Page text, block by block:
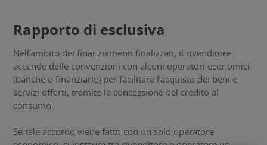
Rapporto di esclusiva
Nell'ambito dei finanziamenti finalizzati, il rivenditore
accende delle convenzioni con alcuni operatori economici
(banche o finanziarie) per facilitare l’acquisto dei beni e
servizi offerti, tramite la concessione del credito al
consumo.
Se tale accordo viene fatto con un solo operatore